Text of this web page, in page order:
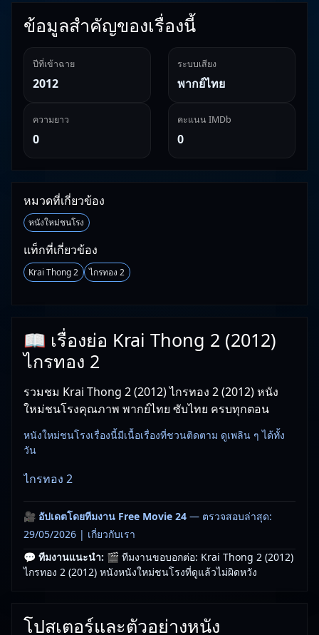
ข้อมูลสำคัญของเรื่องนี้
ปีที่เข้าฉาย
2012
ระบบเสียง
พากย์ไทย
ความยาว
0
คะแนน IMDb
0
หมวดที่เกี่ยวข้อง
หนังใหม่ชนโรง
แท็กที่เกี่ยวข้อง
Krai Thong 2 ไกรทอง 2
📖 เรื่องย่อ Krai Thong 2 (2012)
ไกรทอง 2
รวมชม Krai Thong 2 (2012) ไกรทอง 2 (2012) หนัง
ใหม่ชนโรงคุณภาพ พากย์ไทย ซับไทย ครบทุกตอน
หนังใหม่ชนโรงเรื่องนี้มีเนื้อเรื่องที่ชวนติดตาม ดูเพลิน ๆ ได้ทั้ง
วัน
ไกรทอง 2
🎥 อัปเดตโดยทีมงาน Free Movie 24 — ตรวจสอบล่าสุด:
29/05/2026 | เกี่ยวกับเรา
💬 ทีมงานแนะนำ: 🎬 ทีมงานขอบอกต่อ: Krai Thong 2 (2012)
ไกรทอง 2 (2012) หนังหนังใหม่ชนโรงที่ดูแล้วไม่ผิดหวัง
โปสเตอร์และตัวอย่างหนัง